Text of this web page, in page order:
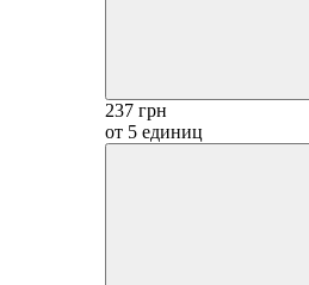
237 грн
от 5 единиц